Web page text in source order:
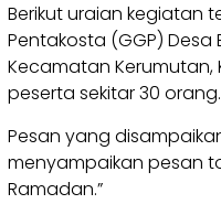
Berikut uraian kegiatan
Pentakosta (GGP) Desa
Kecamatan
peserta sekitar 30 orang.
Pesan yang
menyampaikan pesan
Ramadan.”